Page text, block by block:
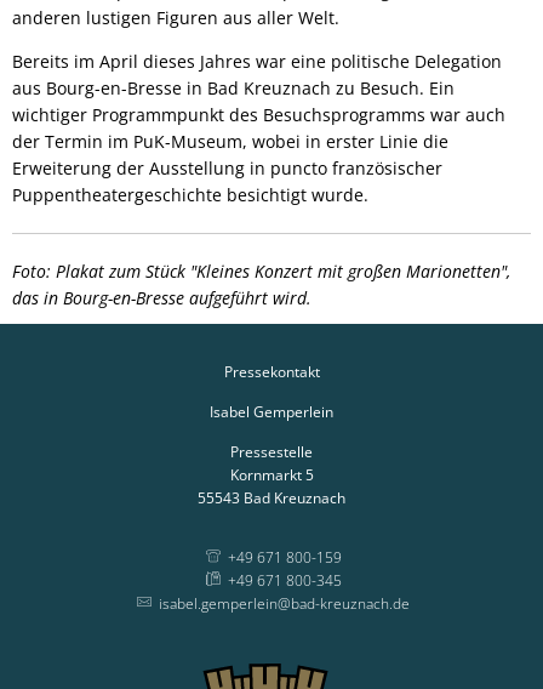
anderen lustigen Figuren aus aller Welt.
Bereits im April dieses Jahres war eine politische Delegation
aus Bourg-en-Bresse in Bad Kreuznach zu Besuch. Ein
wichtiger Programmpunkt des Besuchsprogramms war auch
der Termin im PuK-Museum, wobei in erster Linie die
Erweiterung der Ausstellung in puncto französischer
Puppentheatergeschichte besichtigt wurde.
Foto: Plakat zum Stück "Kleines Konzert mit großen Marionetten",
das in Bourg-en-Bresse aufgeführt wird.
Pressekontakt
Isabel Gemperlein
Pressestelle
Kornmarkt 5
55543 Bad Kreuznach
+49 671 800-159
+49 671 800-345
isabel.gemperlein@bad-kreuznach.de